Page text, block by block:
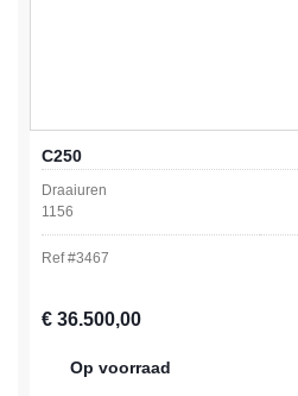
C250
Draaiuren
1156
Ref #3467
Normale prijs:
€ 36.500,00
Op voorraad